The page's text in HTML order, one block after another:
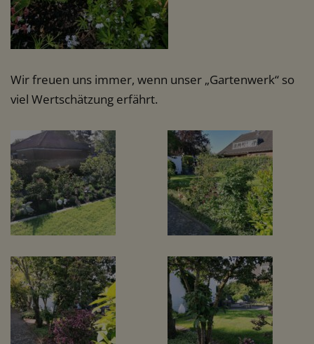
Wir freuen uns immer, wenn unser „Gartenwerk“ so
viel Wertschätzung erfährt.